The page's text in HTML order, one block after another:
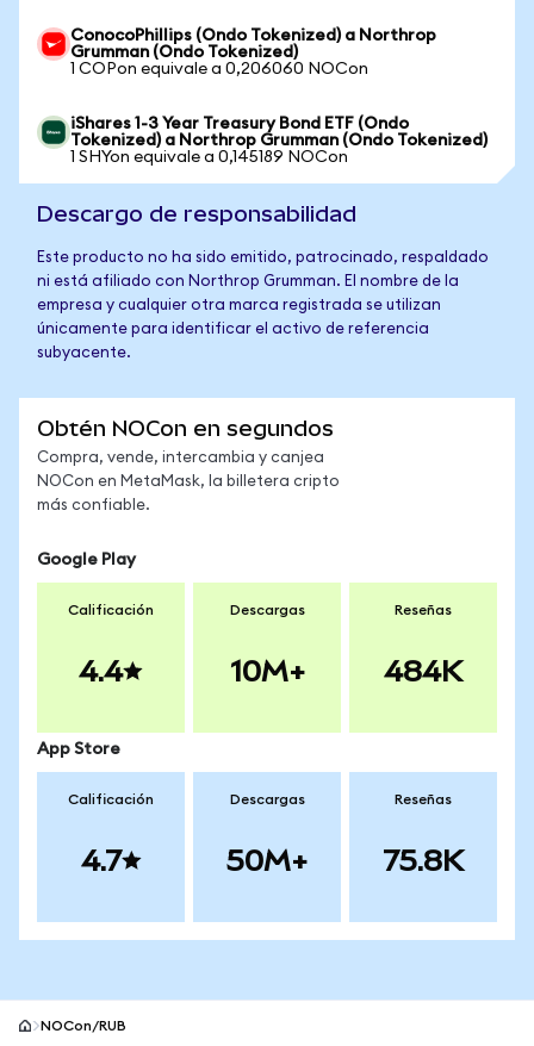
ConocoPhillips (Ondo Tokenized) a Northrop
Grumman (Ondo Tokenized)
1 COPon equivale a 0,206060 NOCon
iShares 1-3 Year Treasury Bond ETF (Ondo
Tokenized) a Northrop Grumman (Ondo Tokenized)
1 SHYon equivale a 0,145189 NOCon
Descargo de responsabilidad
Este producto no ha sido emitido, patrocinado, respaldado
ni está afiliado con Northrop Grumman. El nombre de la
empresa y cualquier otra marca registrada se utilizan
únicamente para identificar el activo de referencia
subyacente.
Obtén NOCon en segundos
Compra, vende, intercambia y canjea
NOCon en MetaMask, la billetera cripto
más confiable.
Google Play
Calificación
4.4
Descargas
10M+
Reseñas
484K
App Store
Calificación
4.7
Descargas
50M+
Reseñas
75.8K
NOCon/RUB